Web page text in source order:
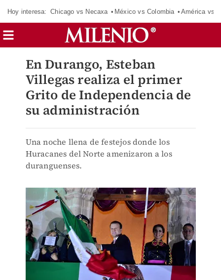
Hoy interesa: Chicago vs Necaxa México vs Colombia América vs
En Durango, Esteban
Villegas realiza el primer
Grito de Independencia de
su administración
Una noche llena de festejos donde los
Huracanes del Norte amenizaron a los
duranguenses.